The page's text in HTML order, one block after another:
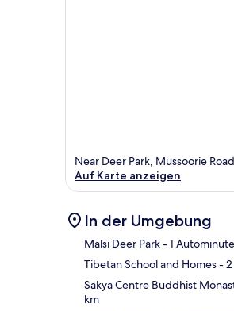
Near Deer Park, Mussoorie
Auf Karte anzeigen
In der Umgebung
Malsi Deer Park- 1 Autominute
Tibetan School and Homes-
Sakya Centre Buddhist
km